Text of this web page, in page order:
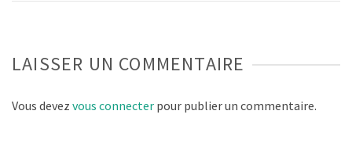
LAISSER UN COMMENTAIRE
Vous devez vous connecter pour publier un commentaire.